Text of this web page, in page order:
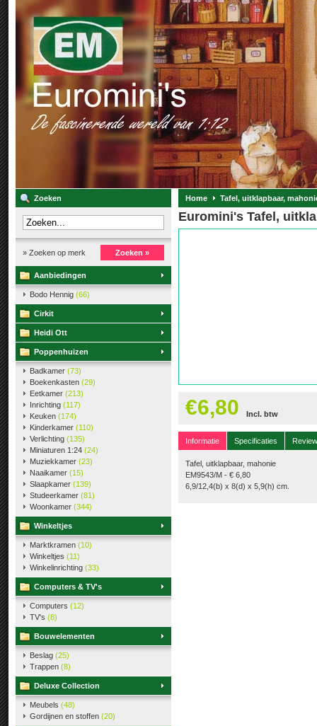
Zoeken
» Zoeken op merk Zoeken »
Aanbiedingen
Bodo Hennig (66)
Cirkit
Heidi Ott
Poppenhuizen
Badkamer (73)
Boekenkasten (29)
Eetkamer (213)
Inrichting (117)
Keuken (174)
Kinderkamer (110)
Verlichting (135)
Miniaturen 1:24 (24)
Muziekkamer (23)
Naaikamer (15)
Slaapkamer (139)
Studeerkamer (81)
Woonkamer (344)
Winkeltjes
Marktkramen (10)
Winkeltjes (11)
Winkelinrichting (33)
Computers & TV's
Computers (12)
TV's (8)
Bouwelementen
Beslag (25)
Trappen (8)
Deluxe Collection
Meubels (48)
Gordijnen en stoffen (20)
Home Tafel, uitklapbaar,
Euromini's Tafel,
€6,80 Incl. btw
Informatie Specificaties
Tafel, uitklapbaar, mahonie
EM9543/M - € 6,80
6,9/12,4(b) x 8(d) x 5,9(h) cm.